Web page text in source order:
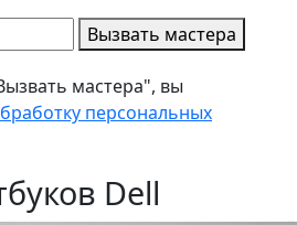
Вызвать мастера
мастера", вы
персональных
Dell